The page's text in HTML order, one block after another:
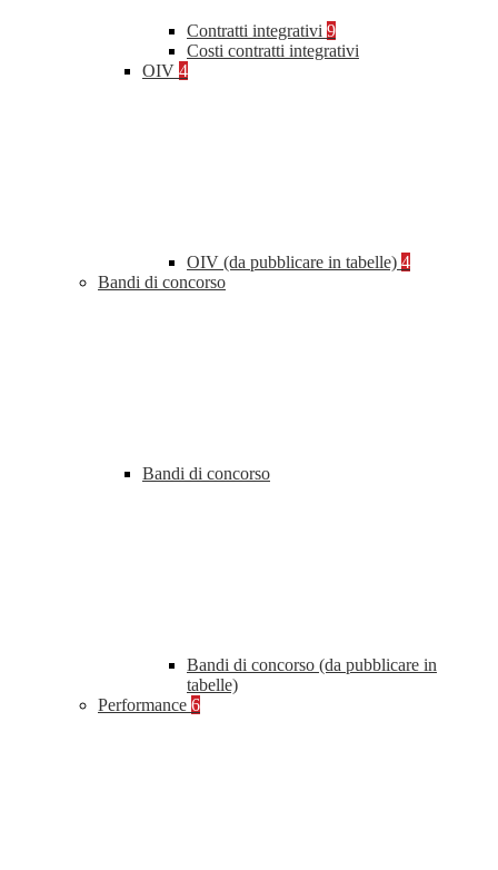
Contratti integrativi 9
Costi contratti integrativi
OIV 4
OIV (da pubblicare in tabelle) 4
Bandi di concorso
Bandi di concorso
Bandi di concorso (da pubblicare in
tabelle)
Performance 6